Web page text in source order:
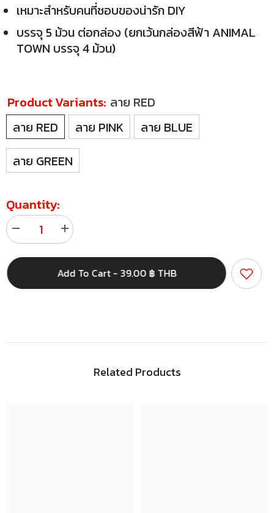
เหมาะสำหรับคนที่ชอบของน่ารัก DIY
บรรจุ 5 ม้วน ต่อกล่อง (ยกเว้นกล่องสีฟ้า ANIMAL
TOWN บรรจุ 4 ม้วน)
Product Variants: ลาย RED
ลาย RED
ลาย PINK
ลาย BLUE
ลาย GREEN
Quantity:
Decrease
quantity
for
Increase
quantity
for
เทป
Add To Cart - 39.00 ฿ THB
Related Products